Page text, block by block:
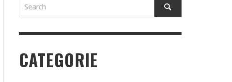
CATEGORIE